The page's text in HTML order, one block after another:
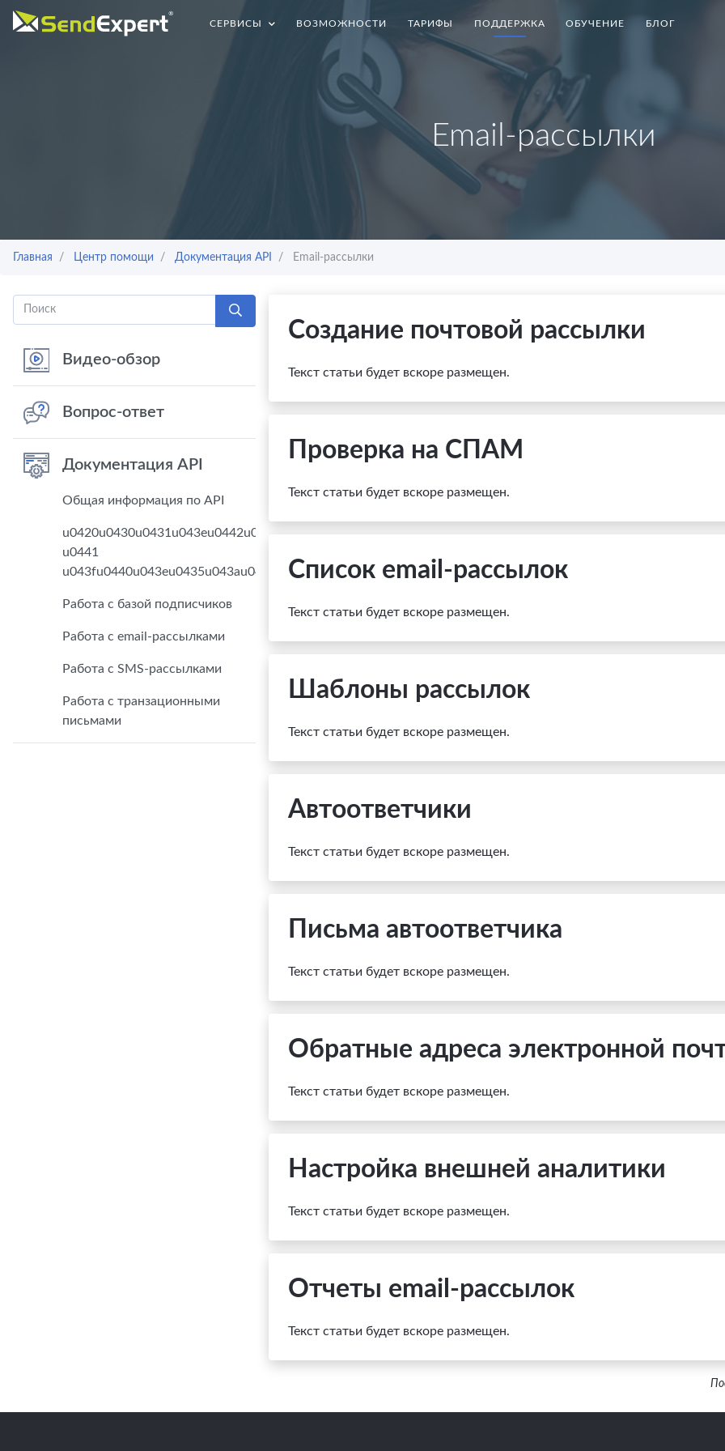
СЕРВИСЫ ВОЗМОЖНОСТИ ТАРИФЫ ПОДДЕРЖКА ОБУЧЕНИЕ БЛОГ
Email-рассылки
Главная Центр помощи Документация API Email-рассылки
Видео-обзор
Вопрос-ответ
Документация API
Общая информация по API
u0420u0430u0431u043eu0442u0430
u0441
u043fu0440u043eu0435u043au0442u0430u043cu0438
Работа с базой подписчиков
Работа с email-рассылками
Работа с SMS-рассылками
Работа с транзационными
письмами
Создание почтовой рассылки
Текст статьи будет вскоре размещен.
Проверка на СПАМ
Текст статьи будет вскоре размещен.
Список email-рассылок
Текст статьи будет вскоре размещен.
Шаблоны рассылок
Текст статьи будет вскоре размещен.
Автоответчики
Текст статьи будет вскоре размещен.
Письма автоответчика
Текст статьи будет вскоре размещен.
Обратные адреса электронной
Текст статьи будет вскоре размещен.
Настройка внешней аналитики
Текст статьи будет вскоре размещен.
Отчеты email-рассылок
Текст статьи будет вскоре размещен.